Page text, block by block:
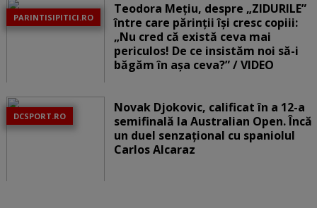
PARINTISIPITICI.RO
Teodora Mețiu, despre „ZIDURILE”
între care părinții își cresc copiii:
„Nu cred că există ceva mai
periculos! De ce insistăm noi să-i
băgăm în așa ceva?” / VIDEO
DCSPORT.RO
Novak Djokovic, calificat în a 12-a
semifinală la Australian Open. Încă
un duel senzațional cu spaniolul
Carlos Alcaraz